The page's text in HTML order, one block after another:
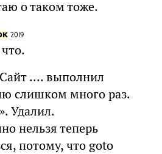
о таком тоже.
2019
.... выполнил
слишком много раз.
Удалил.
нельзя теперь
потому, что goto